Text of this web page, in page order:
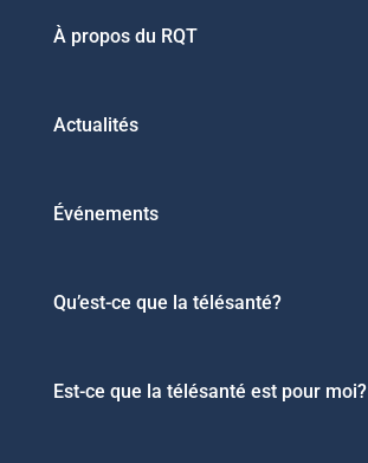
À propos du RQT
Actualités
Événements
Qu’est-ce que la télésanté?
Est-ce que la télésanté est pour moi?